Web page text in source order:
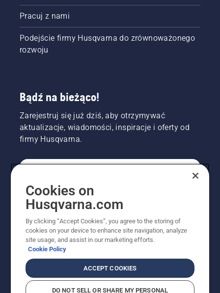
Pracuj z nami
Podejście firmy Husqvarna do zrównoważonego
rozwoju
Bądź na bieżąco!
Zarejestruj się już dziś, aby otrzymywać
aktualizacje, wiadomości, inspiracje i oferty od
firmy Husqvarna.
PROFESJONALISTA
Cookies on
Husqvarna.com
By clicking “Accept Cookies”, you agree to the storing of
cookies on your device to enhance site navigation, analyze
site usage, and assist in our marketing efforts.
Cookie Policy
ACCEPT COOKIES
DO NOT SELL OR SHARE MY PERSONAL